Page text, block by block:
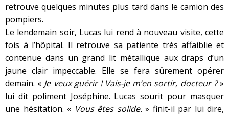
retrouve quelques minutes plus tard dans le camion des
pompiers.
Le lendemain soir, Lucas lui rend à nouveau visite, cette
fois à l’hôpital. Il retrouve sa patiente très affaiblie et
contenue dans un grand lit métallique aux draps d’un
jaune clair impeccable. Elle se fera sûrement opérer
demain. « Je veux guérir ! Vais-je m’en sortir, docteur ?»
lui dit poliment Joséphine. Lucas sourit pour masquer
une hésitation. « Vous êtes solide. » finit-il par lui dire,